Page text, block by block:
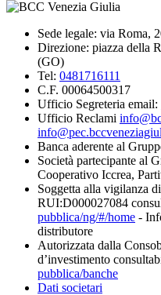
Sede legale: via Roma,
Direzione: piazza della
(GO)
Tel: 0481716111
C.F. 00064500317
Ufficio Segreteria email:
Ufficio Reclami
Banca aderente al
Società partecipante al
Cooperativo Iccrea,
Soggetta alla vigilanza
RUI:D000027084
pubblica/ng/#/home -
distributore
Autorizzata dalla
d’investimento
pubblica/banche
Dati societari